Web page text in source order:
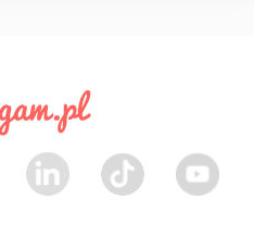
LinkedIn TikTok Youtube